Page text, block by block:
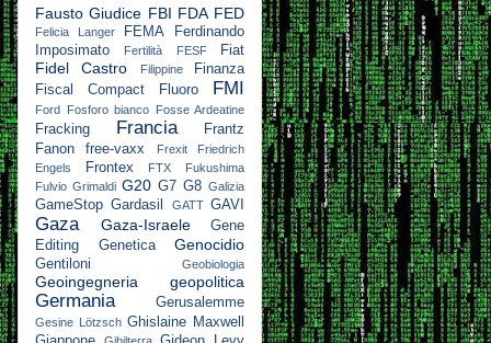
Fausto Giudice FBI FDA FED
Felicia Langer FEMA
Ferdinando
Imposimato
Fertilità FESF Fiat
Fidel Castro Filippine
Finanza
Fiscal Compact
Fluoro FMI
Ford Fosforo bianco Fosse Ardeatine
Fracking Francia
Frantz
Fanon
free-vaxx Frexit
Friedrich
Engels
Frontex FTX
Fukushima
Fulvio Grimaldi G20 G7 G8 Galizia
GameStop Gardasil GATT GAVI
Gaza Gaza-Israele
Gene
Editing
Genetica Genocidio
Gentiloni Geobiologia
Geoingegneria geopolitica
Germania Gerusalemme
Gesine Lötzsch Ghislaine Maxwell
Gibilterra